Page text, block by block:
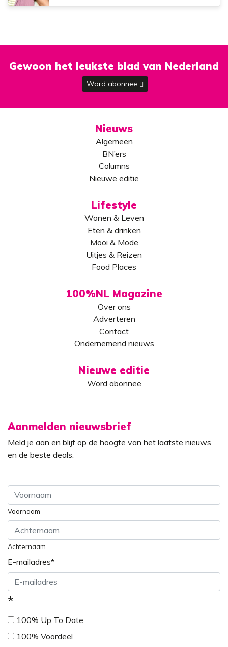
Gewoon het leukste blad van Nederland
Word abonnee
Nieuws
Algemeen
BN’ers
Columns
Nieuwe editie
Lifestyle
Wonen & Leven
Eten & drinken
Mooi & Mode
Uitjes & Reizen
Food Places
100%NL Magazine
Over ons
Adverteren
Contact
Ondernemend nieuws
Nieuwe editie
Word abonnee
Aanmelden nieuwsbrief
Meld je aan en blijf op de hoogte van het laatste nieuws
en de beste deals.
Voornaam
Achternaam
E-mailadres*
*
100% Up To Date
100% Voordeel